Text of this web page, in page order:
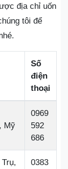
địa chỉ uốn
tôi để
Số
điện
thoại
Mỹ
0969
592
686
0383